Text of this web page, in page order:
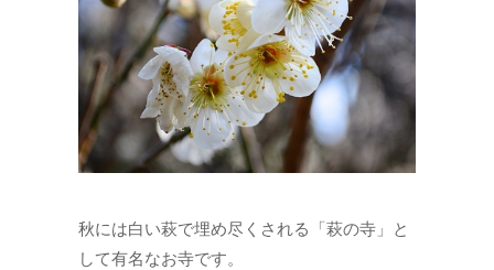
秋には白い萩で埋め尽くされる「萩の寺」と
して有名なお寺です。